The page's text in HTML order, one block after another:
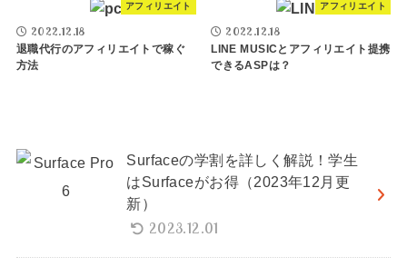
アフィリエイト
2022.12.18
退職代行のアフィリエイトで稼ぐ
方法
アフィリエイト
2022.12.18
LINE MUSICとアフィリエイト提携
できるASPは？
Surfaceの学割を詳しく解説！学生
はSurfaceがお得（2023年12月更
新）
2023.12.01